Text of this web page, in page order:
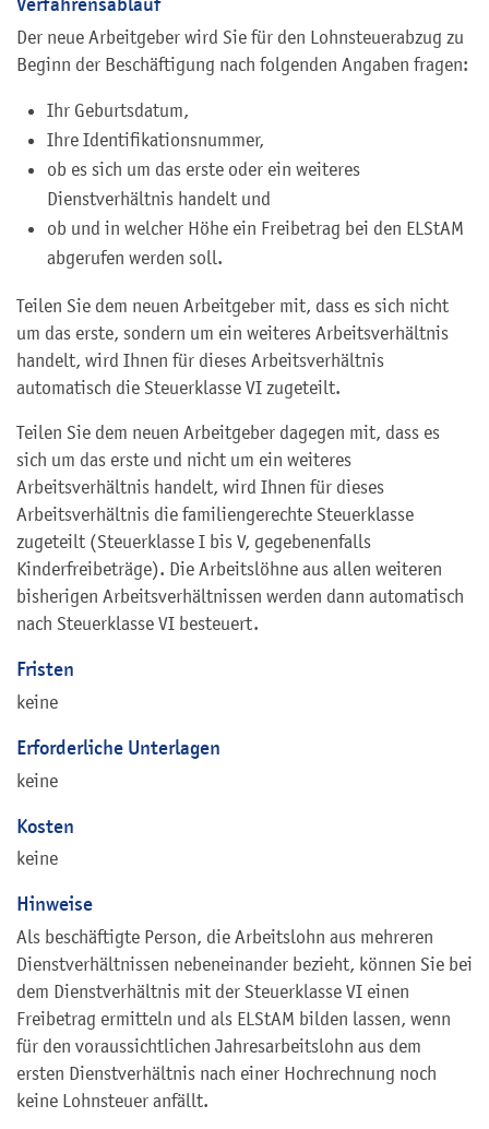
Der neue Arbeitgeber wird Sie für den Lohnsteuerabzug zu
Beginn der Beschäftigung nach folgenden Angaben fragen:
Ihr Geburtsdatum,
Ihre Identifikationsnummer,
ob es sich um das erste oder ein weiteres
Dienstverhältnis handelt und
ob und in welcher Höhe ein Freibetrag bei den ELStAM
abgerufen werden soll.
Teilen Sie dem neuen Arbeitgeber mit, dass es sich nicht
um das erste, sondern um ein weiteres Arbeitsverhältnis
handelt, wird Ihnen für dieses Arbeitsverhältnis
automatisch die Steuerklasse VI zugeteilt.
Teilen Sie dem neuen Arbeitgeber dagegen mit, dass es
sich um das erste und nicht um ein weiteres
Arbeitsverhältnis handelt, wird Ihnen für dieses
Arbeitsverhältnis die familiengerechte Steuerklasse
zugeteilt (Steuerklasse I bis V, gegebenenfalls
Kinderfreibeträge). Die Arbeitslöhne aus allen weiteren
bisherigen Arbeitsverhältnissen werden dann automatisch
nach Steuerklasse VI besteuert.
Fristen
keine
Erforderliche Unterlagen
keine
Kosten
keine
Hinweise
Als beschäftigte Person, die Arbeitslohn aus mehreren
Dienstverhältnissen nebeneinander bezieht, können Sie bei
dem Dienstverhältnis mit der Steuerklasse VI einen
Freibetrag ermitteln und als ELStAM bilden lassen, wenn
für den voraussichtlichen Jahresarbeitslohn aus dem
ersten Dienstverhältnis nach einer Hochrechnung noch
keine Lohnsteuer anfällt.